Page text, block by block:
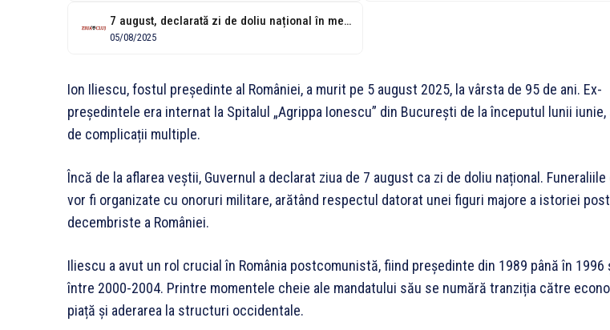
7 august, declarată zi de doliu național în memoria fostului președinte Ion...
05/08/2025
Ion Iliescu, fostul președinte al României, a murit pe 5 august 2025, la vârsta de 95 de ani. Ex-
președintele era internat la Spitalul „Agrippa Ionescu” din București de la începutul lunii
de complicații multiple.
Încă de la aflarea veștii, Guvernul a declarat ziua de 7 august ca zi de doliu național.
vor fi organizate cu onoruri militare, arătând respectul datorat unei figuri majore a istoriei
decembriste a României.
Iliescu a avut un rol crucial în România postcomunistă, fiind președinte din 1989 până în 1996
între 2000-2004. Printre momentele cheie ale mandatului său se numără tranziția către
piață și aderarea la structuri occidentale.